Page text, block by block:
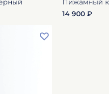
Пижамный
14 900 ₽